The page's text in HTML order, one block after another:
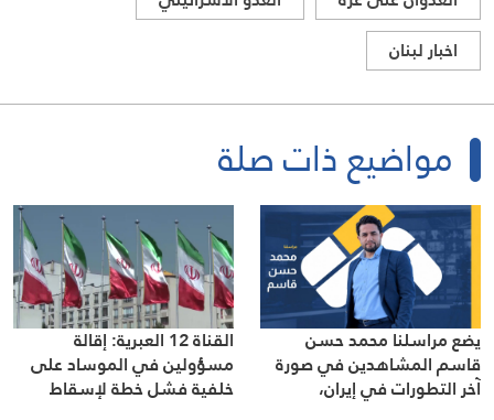
اخبار لبنان
مواضيع ذات صلة
يضع مراسلنا محمد حسن
قاسم المشاهدين في صورة
آخر التطورات في إيران،
القناة 12 العبرية: إقالة
مسؤولين في الموساد على
خلفية فشل خطة لإسقاط